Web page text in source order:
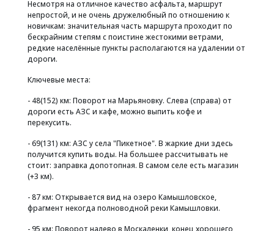
Несмотря на отличное качество асфальта, маршрут
непростой, и не очень дружелюбный по отношению к
новичкам: значительная часть маршрута проходит по
бескрайним степям с поистине жестокими ветрами,
редкие населённые пункты располагаются на удалении от
дороги.
Ключевые места:
- 48(152) км: Поворот на Марьяновку. Слева (справа) от
дороги есть АЗС и кафе, можно выпить кофе и
перекусить.
- 69(131) км: АЗС у села "Пикетное". В жаркие дни здесь
получится купить воды. На большее рассчитывать не
стоит: заправка допотопная. В самом селе есть магазин
(+3 км).
- 87 км: Открывается вид на озеро Камышловское,
фрагмент некогда полноводной реки Камышловки.
- 95 км: Поворот налево в Москаленки, конец хорошего